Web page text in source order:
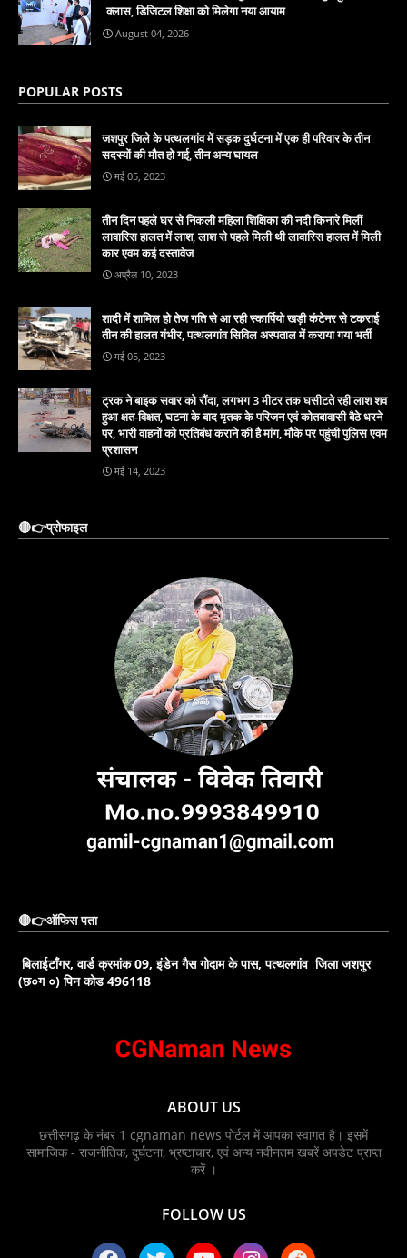
क्लास, डिजिटल शिक्षा को मिलेगा नया आयाम
August 04, 2026
POPULAR POSTS
जशपुर जिले के पत्थलगांव में सड़क दुर्घटना में एक ही परिवार के तीन
सदस्यों की मौत हो गई, तीन अन्य घायल
मई 05, 2023
तीन दिन पहले घर से निकली महिला शिक्षिका की नदी किनारे मिलीं
लावारिस हालत में लाश, लाश से पहले मिली थी लावारिस हालत में मिली
कार एवम कई दस्तावेज
अप्रैल 10, 2023
शादी में शामिल हो तेज गति से आ रही स्कार्पियो खड़ी कंटेनर से टकराई
तीन की हालत गंभीर, पत्थलगांव सिविल अस्पताल में कराया गया भर्ती
मई 05, 2023
ट्रक ने बाइक सवार को रौंदा, लगभग 3 मीटर तक घसीटते रही लाश शव
हुआ क्षत-विक्षत, घटना के बाद मृतक के परिजन एवं कोतबावासी बैठे धरने
पर, भारी वाहनों को प्रतिबंध कराने की है मांग, मौके पर पहुंची पुलिस एवम
प्रशासन
मई 14, 2023
🔴👉प्रोफाइल
🔴👉ऑफिस पता
बिलाईटाँगर, वार्ड क्रमांक 09, इंडेन गैस गोदाम के पास, पत्थलगांव जिला जशपुर
(छ०ग ०) पिन कोड 496118
ABOUT US
छत्तीसगढ़ के नंबर 1 cgnaman news पोर्टल में आपका स्वागत है। इसमें
सामाजिक - राजनीतिक, दुर्घटना, भ्रष्टाचार, एवं अन्य नवीनतम खबरें अपडेट प्राप्त
करें ।
FOLLOW US